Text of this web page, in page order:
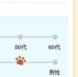
50代
60代
男性